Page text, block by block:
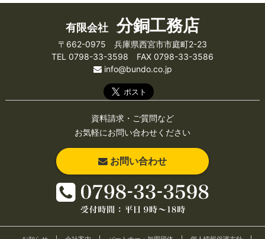
有限会社 分銅工務店
〒662-0975 兵庫県西宮市市庭町2-23
TEL 0798-33-3598 FAX 0798-33-3586
info@bundo.co.jp
資料請求・ご質問など
お気軽にお問い合わせください
お問い合わせ